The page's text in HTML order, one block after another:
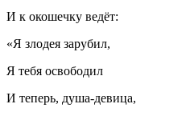
И к окошечку ведёт:
«Я злодея зарубил,
Я тебя освободил
И теперь, душа-девица,